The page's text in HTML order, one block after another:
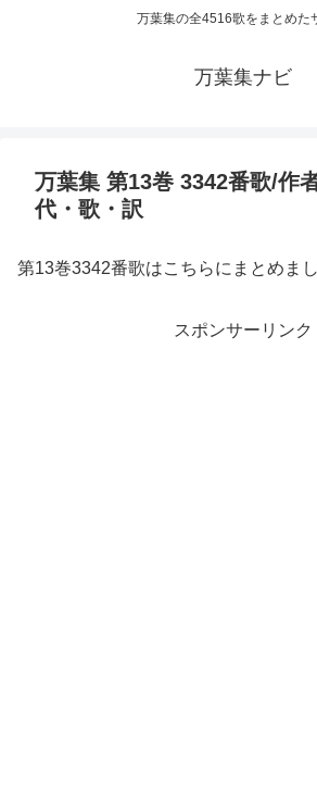
万葉集の全4516歌をまとめた
万葉集ナビ
万葉集 第13巻 3342番歌/作
代・歌・訳
第13巻3342番歌はこちらにまとめまし
スポンサーリンク